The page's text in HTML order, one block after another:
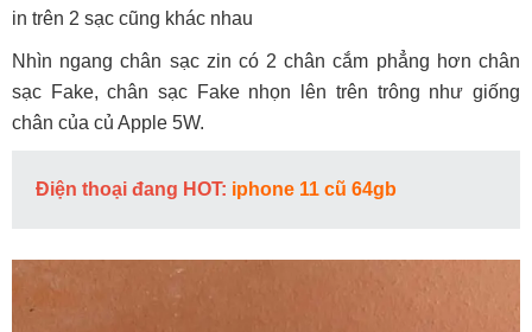
in trên 2 sạc cũng khác nhau
Nhìn ngang chân sạc zin có 2 chân cắm phẳng hơn chân
sạc Fake, chân sạc Fake nhọn lên trên trông như giống
chân của củ Apple 5W.
Điện thoại đang HOT: iphone 11 cũ 64gb